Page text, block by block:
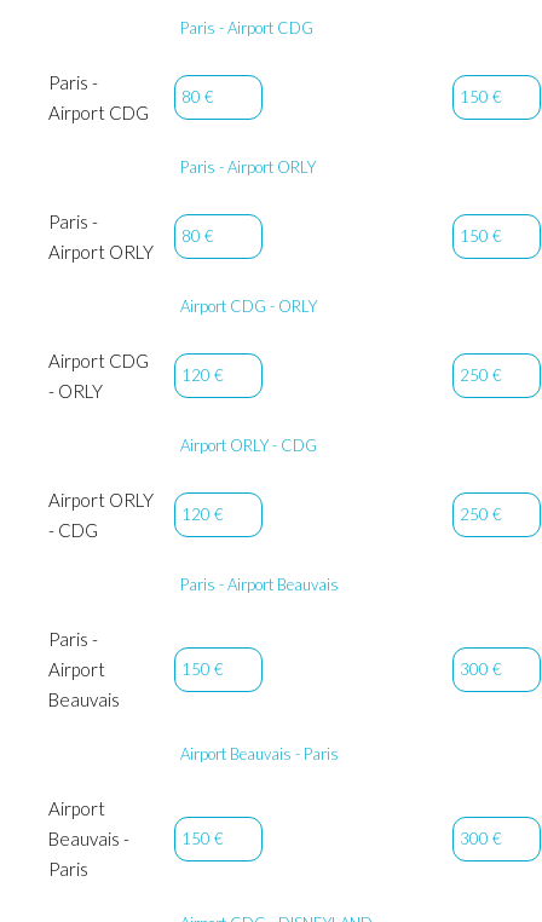
Paris - Airport CDG
Paris -
Airport CDG
80 € 150 €
Paris - Airport ORLY
Paris -
Airport ORLY
80 € 150 €
Airport CDG - ORLY
Airport CDG
- ORLY
120 € 250 €
Airport ORLY - CDG
Airport ORLY
- CDG
120 € 250 €
Paris - Airport Beauvais
Paris -
Airport
Beauvais
150 € 300 €
Airport Beauvais - Paris
Airport
Beauvais -
Paris
150 € 300 €